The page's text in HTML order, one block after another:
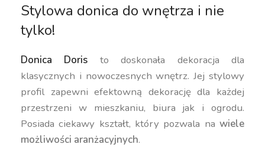
Stylowa donica do wnętrza i nie
tylko!
Donica Doris to doskonała dekoracja dla
klasycznych i nowoczesnych wnętrz. Jej stylowy
profil zapewni efektowną dekorację dla każdej
przestrzeni w mieszkaniu, biura jak i ogrodu.
Posiada ciekawy kształt, który pozwala na wiele
możliwości aranżacyjnych.